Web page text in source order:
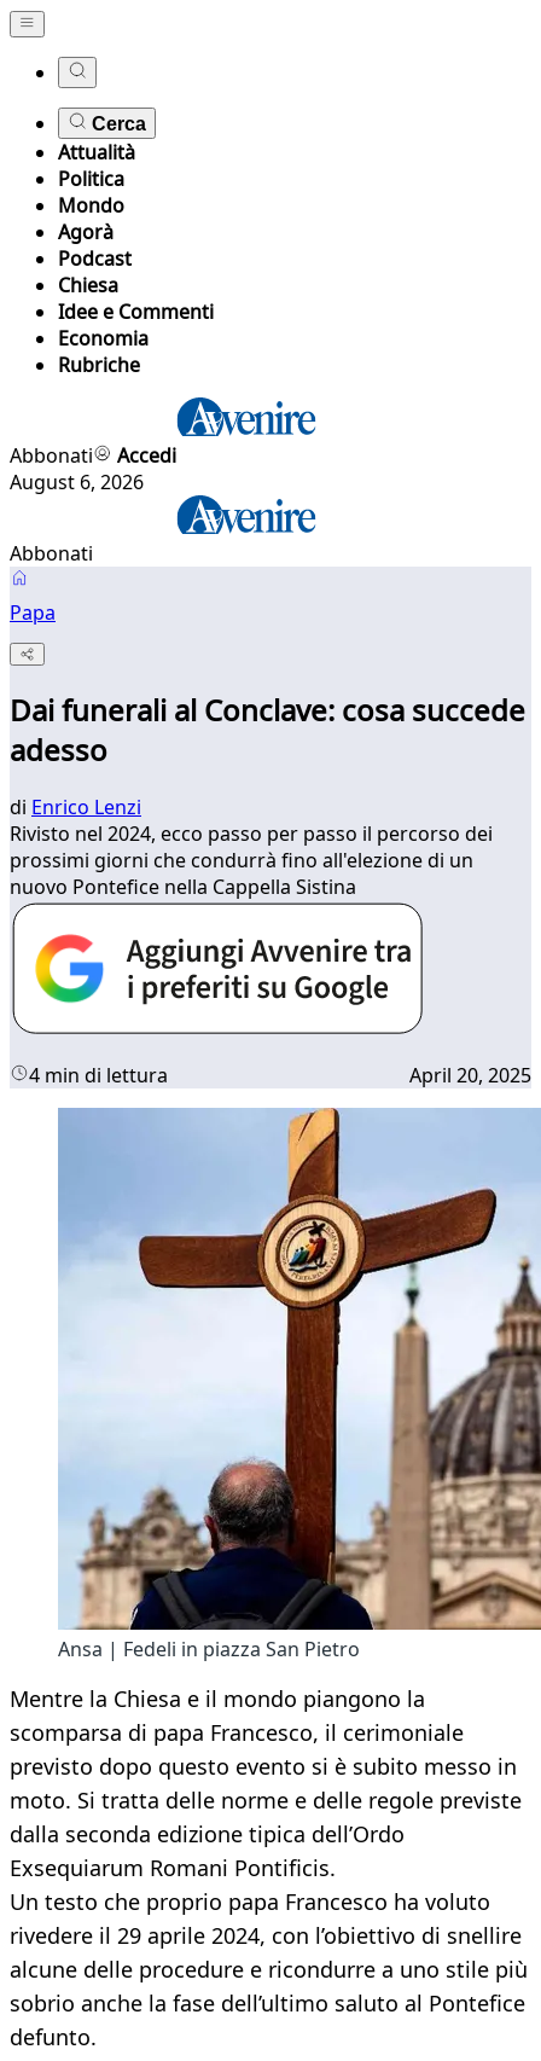
Cerca
Attualità
Politica
Mondo
Agorà
Podcast
Chiesa
Idee e Commenti
Economia
Rubriche
Abbonati
Accedi
August 6, 2026
Abbonati
Papa
Dai funerali al Conclave: cosa succede
adesso
di Enrico Lenzi
Rivisto nel 2024, ecco passo per passo il percorso dei
prossimi giorni che condurrà fino all'elezione di un
nuovo Pontefice nella Cappella Sistina
4 min di lettura April 20, 2025
Ansa | Fedeli in piazza San Pietro
Mentre la Chiesa e il mondo piangono la
scomparsa di papa Francesco, il cerimoniale
previsto dopo questo evento si è subito messo in
moto. Si tratta delle norme e delle regole previste
dalla seconda edizione tipica dell’Ordo
Exsequiarum Romani Pontificis.
Un testo che proprio papa Francesco ha voluto
rivedere il 29 aprile 2024, con l’obiettivo di snellire
alcune delle procedure e ricondurre a uno stile più
sobrio anche la fase dell’ultimo saluto al Pontefice
defunto.